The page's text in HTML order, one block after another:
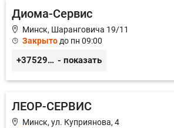
Диома-Сервис
Минск, Шаранговича 19/11
Закрыто до пн 09:00
+375291111065 - показать
ЛЕОР-СЕРВИС
Минск, ул. Куприянова, 4